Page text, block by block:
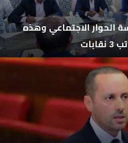
الاجتماعي وهذه